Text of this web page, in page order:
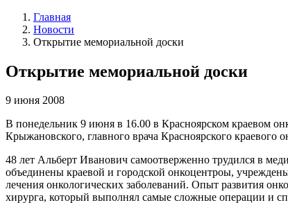
Главная
Новости
Открытие мемориальной доски
Открытие мемориальной доски
9 июня 2008
В понедельник 9 июня в 16.00 в Красноярском краевом
Крыжановского, главного врача Красноярского краевого
48 лет Альберт Иванович самоотверженно трудился в
объединены краевой и городской онкоцентроы,
лечения онкологических заболеваний. Опыт развития
хирурга, который выполнял самые сложные операции и